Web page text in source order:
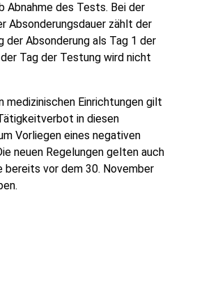
Abnahme des Tests. Bei der
Absonderungsdauer zählt der
der Absonderung als Tag 1 der
der Tag der Testung wird nicht
medizinischen Einrichtungen gilt
in diesen
Vorliegen eines negativen
neuen Regelungen gelten auch
bereits vor dem 30. November